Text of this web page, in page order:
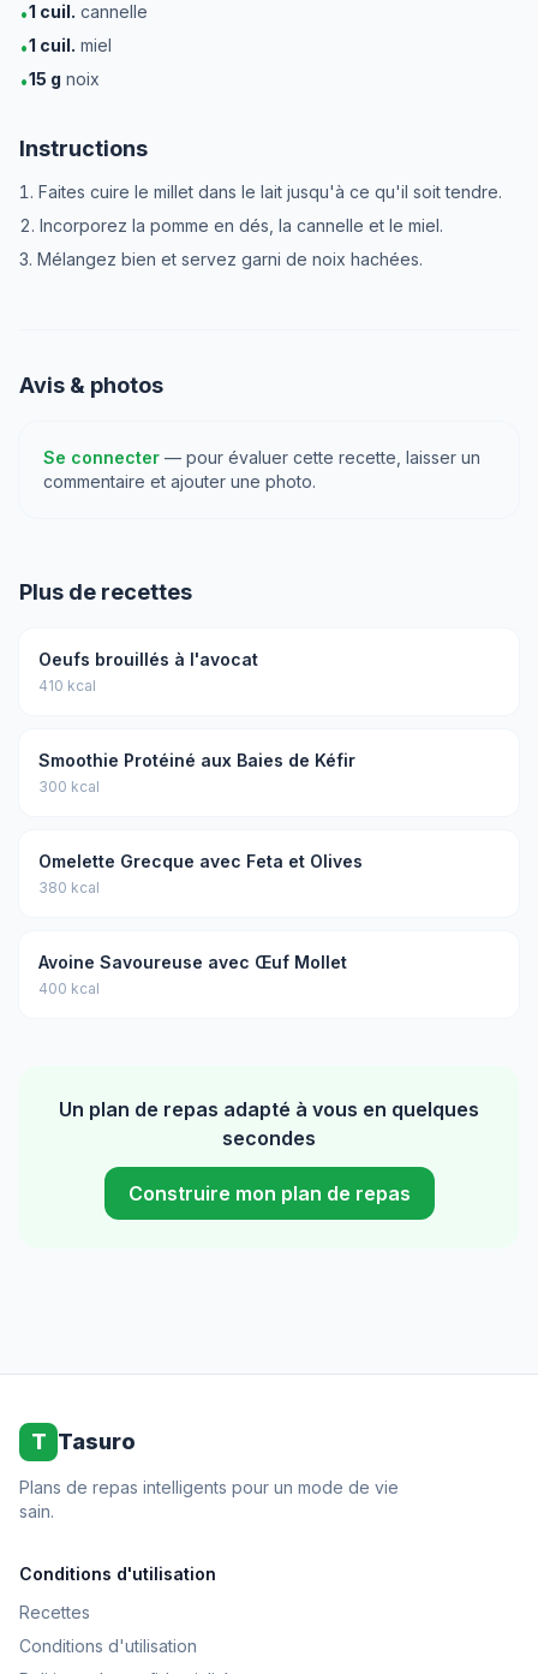
•1 cuil. cannelle
•1 cuil. miel
•15 g noix
Instructions
Faites cuire le millet dans le lait jusqu'à ce qu'il soit tendre.
Incorporez la pomme en dés, la cannelle et le miel.
Mélangez bien et servez garni de noix hachées.
Avis & photos
Se connecter — pour évaluer cette recette, laisser un
commentaire et ajouter une photo.
Plus de recettes
Oeufs brouillés à l'avocat
410 kcal
Smoothie Protéiné aux Baies de Kéfir
300 kcal
Omelette Grecque avec Feta et Olives
380 kcal
Avoine Savoureuse avec Œuf Mollet
400 kcal
Un plan de repas adapté à vous en quelques
secondes
Construire mon plan de repas
T Tasuro
Plans de repas intelligents pour un mode de vie
sain.
Conditions d'utilisation
Recettes
Conditions d'utilisation